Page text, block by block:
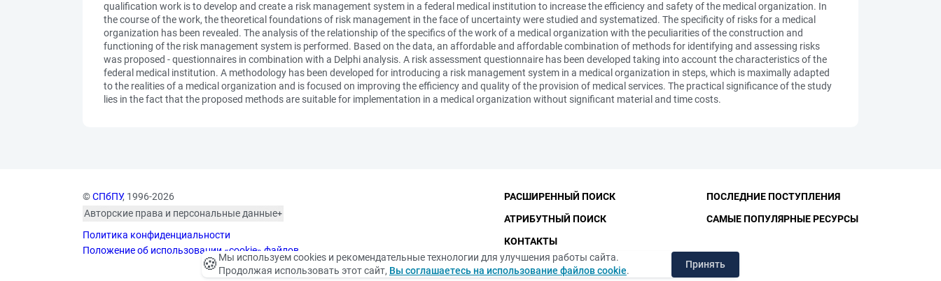
qualification work is to develop and create a risk management system in a federal medical institution to increase the efficiency and safety of the medical organization. In
the course of the work, the theoretical foundations of risk management in the face of uncertainty were studied and systematized. The specificity of risks for a medical
organization has been revealed. The analysis of the relationship of the specifics of the work of a medical organization with the peculiarities of the construction and
functioning of the risk management system is performed. Based on the data, an affordable and affordable combination of methods for identifying and assessing risks
was proposed - questionnaires in combination with a Delphi analysis. A risk assessment questionnaire has been developed taking into account the characteristics of the
federal medical institution. A methodology has been developed for introducing a risk management system in a medical organization in steps, which is maximally adapted
to the realities of a medical organization and is focused on improving the efficiency and quality of the provision of medical services. The practical significance of the study
lies in the fact that the proposed methods are suitable for implementation in a medical organization without significant material and time costs.
©СПбПУ, 1996-2026
Авторские права и персональные данные
изображённых лиц в соответствии
с требованиями законодательства
о персональных данных. Согласно
ст. 152.1 ГК РФ «Охрана изображения
Политика конфиденциальности
Положение об использовании «cookie» файлов
РАСШИРЕННЫЙ ПОИСК
АТРИБУТНЫЙ ПОИСК
КОНТАКТЫ
ФУНДАМЕНТАЛЬНАЯ БИБЛИОТЕКА
ПОСЛЕДНИЕ ПОСТУПЛЕНИЯ
САМЫЕ ПОПУЛЯРНЫЕ РЕСУРСЫ
🍪 Мы используем cookies и рекомендательные технологии для улучшения работы сайта.
Продолжая использовать этот сайт, Вы соглашаетесь на использование файлов cookie.
Принять